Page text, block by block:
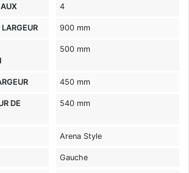
4
900 mm
500 mm
450 mm
DE
540 mm
Arena Style
Gauche